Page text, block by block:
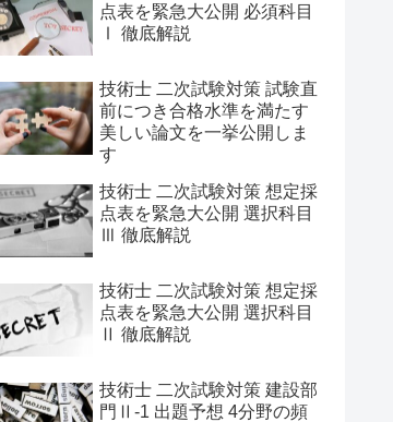
点表を緊急大公開 必須科目
Ⅰ 徹底解説
技術士 二次試験対策 試験直
前につき合格水準を満たす
美しい論文を一挙公開しま
す
技術士 二次試験対策 想定採
点表を緊急大公開 選択科目
Ⅲ 徹底解説
技術士 二次試験対策 想定採
点表を緊急大公開 選択科目
Ⅱ 徹底解説
技術士 二次試験対策 建設部
門Ⅱ-1 出題予想 4分野の頻